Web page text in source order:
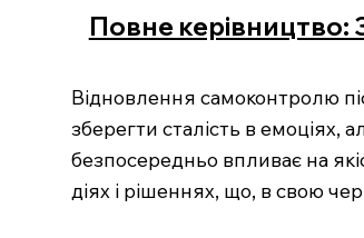
Повне керівництво:
Відновлення самоконтролю
зберегти сталість в
безпосередньо впливає на
діях і рішеннях, що, в свою